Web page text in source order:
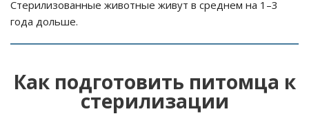
Стерилизованные животные живут в среднем на 1–3
года дольше.
Как подготовить питомца к
стерилизации